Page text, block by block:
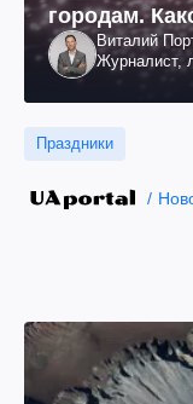
городам.
Виталий
Журналист,
Праздники